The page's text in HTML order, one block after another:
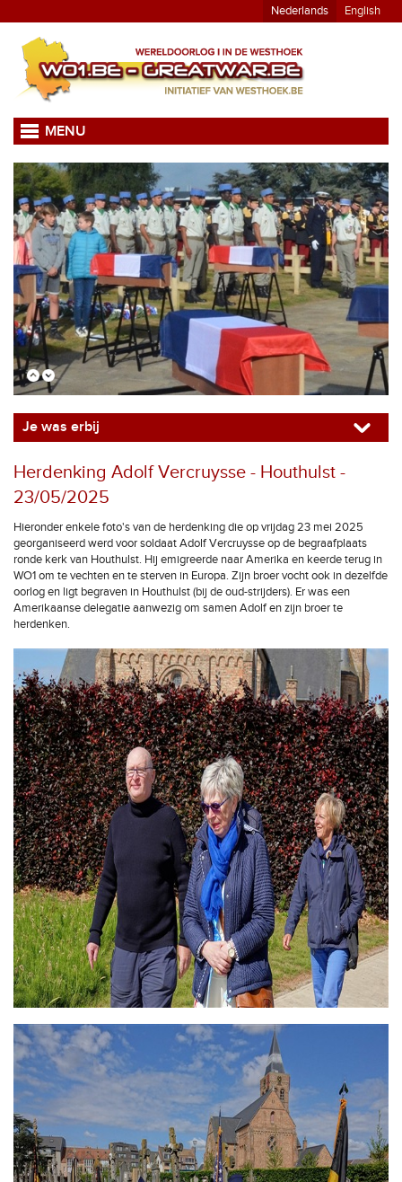
Nederlands English
MENU
Je was erbij
Herdenking Adolf Vercruysse - Houthulst -
23/05/2025
Hieronder enkele foto's van de herdenking die op vrijdag 23 mei 2025
georganiseerd werd voor soldaat Adolf Vercruysse op de begraafplaats
ronde kerk van Houthulst. Hij emigreerde naar Amerika en keerde terug in
WO1 om te vechten en te sterven in Europa. Zijn broer vocht ook in dezelfde
oorlog en ligt begraven in Houthulst (bij de oud-strijders). Er was een
Amerikaanse delegatie aanwezig om samen Adolf en zijn broer te
herdenken.